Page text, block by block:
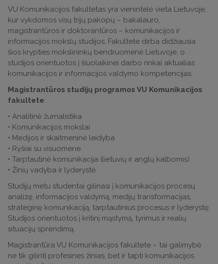
VU Komunikacijos fakultetas yra vienintelė vieta Lietuvoje,
kur vykdomos visų trijų pakopų – bakalauro,
magistrantūros ir doktorantūros – komunikacijos ir
informacijos mokslų studijos. Fakultete dirba didžiausia
šios krypties mokslininkų bendruomenė Lietuvoje, o
studijos orientuotos į šiuolaikinei darbo rinkai aktualias
komunikacijos ir informacijos valdymo kompetencijas.
Magistrantūros studijų programos VU Komunikacijos
fakultete:
• Analitinė žurnalistika
• Komunikacijos mokslai
• Medijos ir skaitmeninė leidyba
• Ryšiai su visuomene
• Tarptautinė komunikacija (lietuvių ir anglų kalbomis)
• Žinių vadyba ir lyderystė
Studijų metu studentai gilinasi į komunikacijos procesų
analizę, informacijos valdymą, medijų transformacijas,
strateginę komunikaciją, tarptautinius procesus ir lyderystę.
Studijos orientuotos į kritinį mąstymą, tyrimus ir realių
situacijų sprendimą.
Magistrantūra VU Komunikacijos fakultete – tai galimybė
ne tik gilinti profesines žinias, bet ir tapti komunikacijos